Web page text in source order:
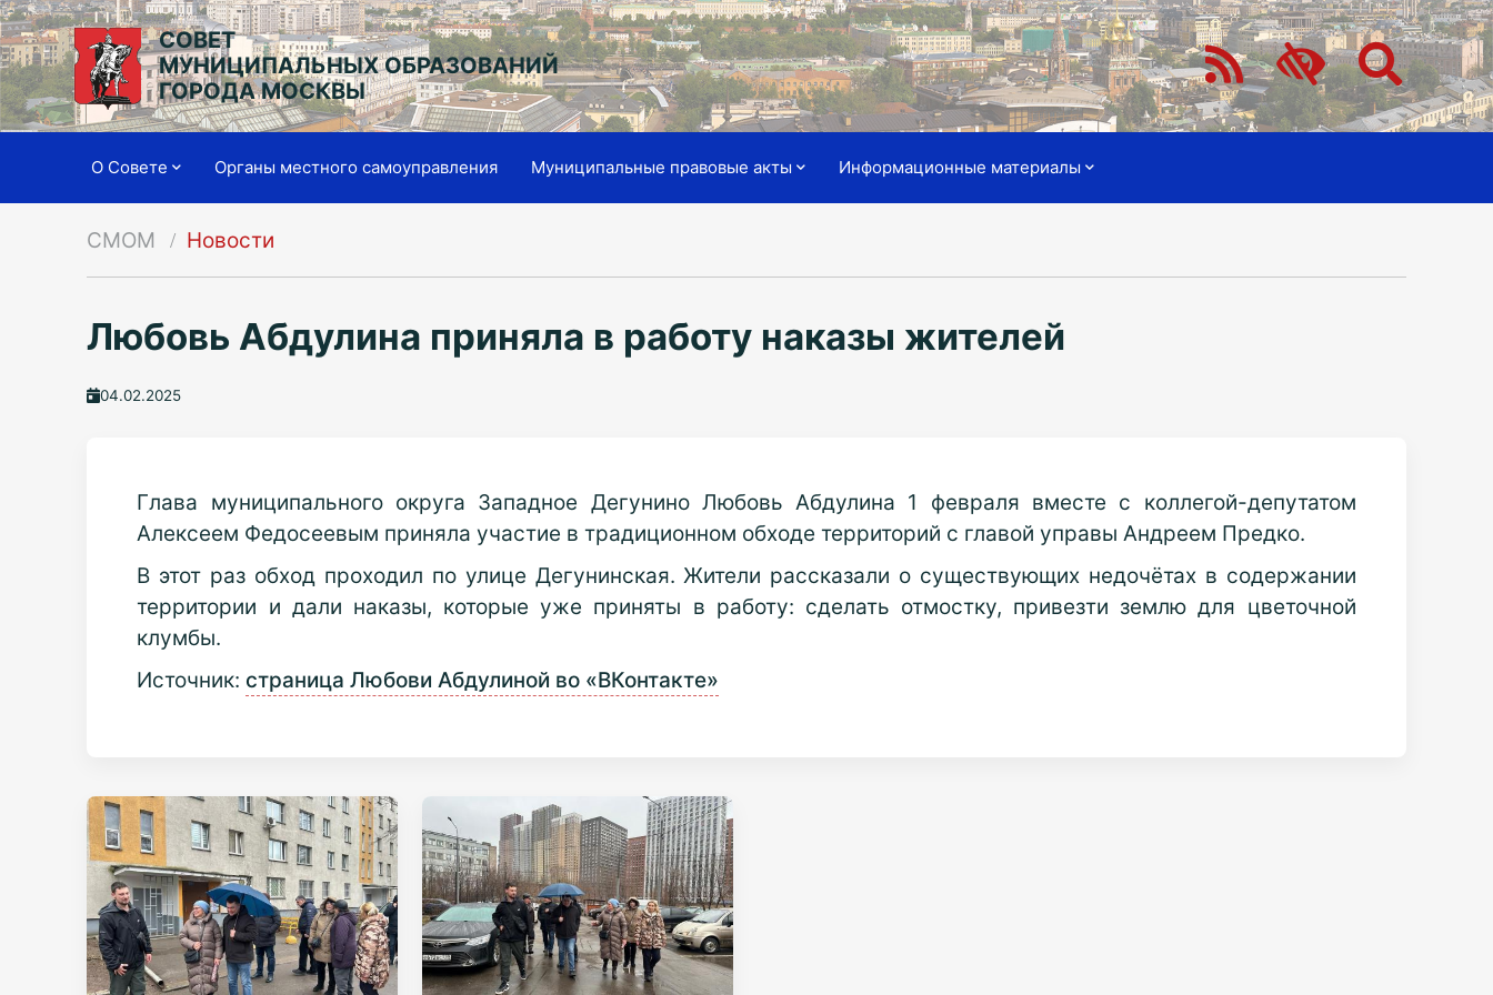
СОВЕТ
МУНИЦИПАЛЬНЫХ ОБРАЗОВАНИЙ
ГОРОДА МОСКВЫ
О Совете Органы местного самоуправления Муниципальные правовые акты Информационные материалы
СМОМ Новости
Любовь Абдулина приняла в работу наказы жителей
04.02.2025
Глава муниципального округа Западное Дегунино Любовь Абдулина 1 февраля вместе с коллегой-депутатом
Алексеем Федосеевым приняла участие в традиционном обходе территорий с главой управы Андреем Предко.
В этот раз обход проходил по улице Дегунинская. Жители рассказали о существующих недочётах в содержании
территории и дали наказы, которые уже приняты в работу: сделать отмостку, привезти землю для цветочной
клумбы.
Источник: страница Любови Абдулиной во «ВКонтакте»